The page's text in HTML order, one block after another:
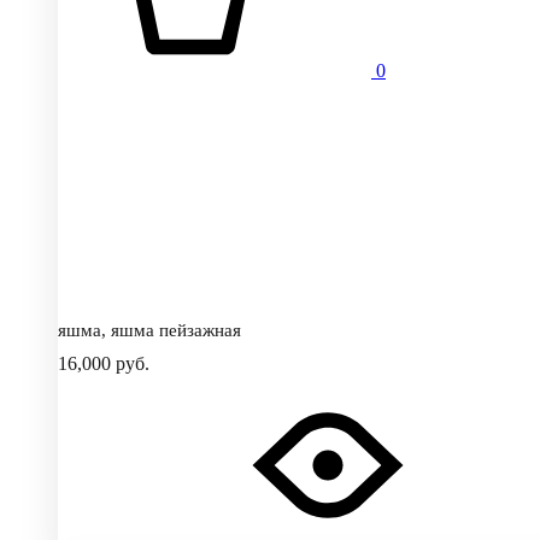
0
яшма, яшма пейзажная
16,000 руб.